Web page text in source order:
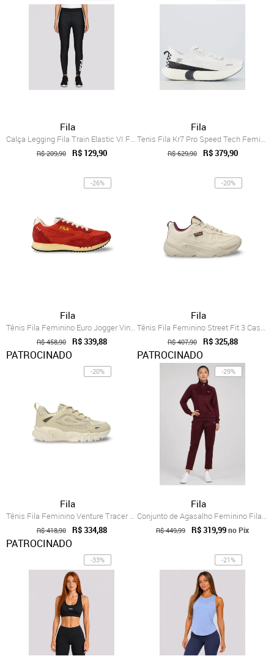
Fila
Calça Legging Fila Train Elastic VI Femi...
R$ 209,90 R$ 129,90
Fila
Tenis Fila Kr7 Pro Speed Tech Feminino B...
R$ 629,90 R$ 379,90
-26%
Fila
Tênis Fila Feminino Euro Jogger Vintage Vermelho
R$ 458,90 R$ 339,88
PATROCINADO
-20%
Fila
Tênis Fila Feminino Street Fit 3 Casual Bege
R$ 407,90 R$ 325,88
PATROCINADO
-20%
Fila
Tênis Fila Feminino Venture Tracer Lite ...
R$ 418,90 R$ 334,88
PATROCINADO
-29%
Fila
Conjunto de Agasalho Feminino Fila Molet...
R$ 449,99 R$ 319,99no Pix
-33% -21%